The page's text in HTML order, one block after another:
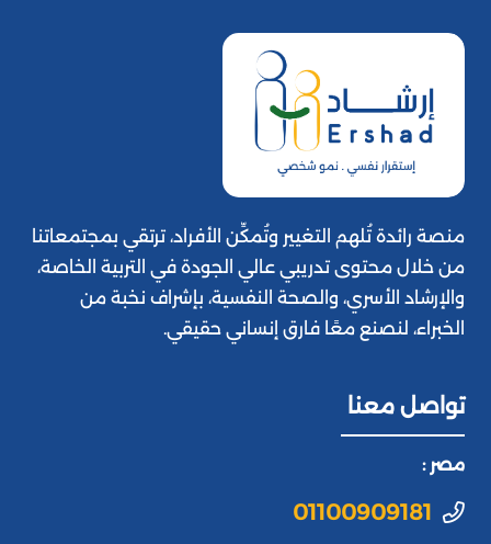
منصة رائدة تُلهم التغيير وتُمكِّن الأفراد، ترتقي بمجتمعاتنا
من خلال محتوى تدريبي عالي الجودة في التربية الخاصة،
والإرشاد الأسري، والصحة النفسية، بإشراف نخبة من
الخبراء، لنصنع معًا فارق إنساني حقيقي.
تواصل معنا
مصر :
01100909181